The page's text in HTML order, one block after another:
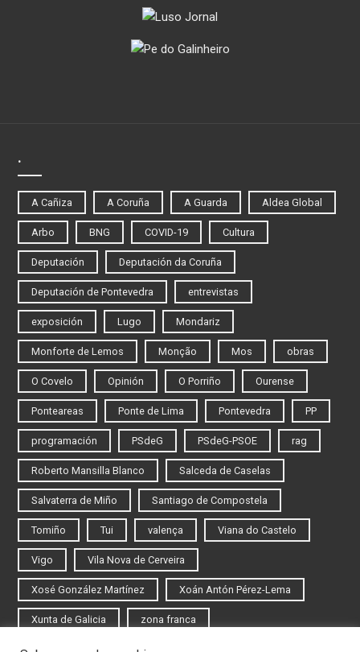
.
A Cañiza A Coruña A Guarda Aldea Global
Arbo BNG COVID-19 Cultura
Deputación Deputación da Coruña
Deputación de Pontevedra entrevistas
exposición Lugo Mondariz
Monforte de Lemos Monção Mos obras
O Covelo Opinión O Porriño Ourense
Ponteareas Ponte de Lima Pontevedra PP
programación PSdeG PSdeG-PSOE rag
Roberto Mansilla Blanco Salceda de Caselas
Salvaterra de Miño Santiago de Compostela
Tomiño Tui valença Viana do Castelo
Vigo Vila Nova de Cerveira
Xosé González Martínez Xoán Antón Pérez-Lema
Xunta de Galicia zona franca